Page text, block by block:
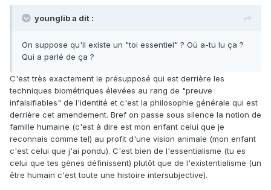
younglib a dit :
On suppose qu'il existe un "toi essentiel" ? Où a-tu lu ça ?
Qui a parlé de ça ?
C'est très exactement le présupposé qui est derrière les
techniques biométriques élevées au rang de "preuve
infalsifiables" de l'identité et c'est la philosophie générale qui est
derrière cet amendement. Bref on passe sous silence la notion de
famille humaine (c'est à dire est mon enfant celui que je
reconnais comme tel) au profit d'une vision animale (mon enfant
c'est celui que j'ai pondu). C'est bien de l'essentialisme (tu es
celui que tes gènes définissent) plutôt que de l'existentialisme (un
être humain c'est toute une histoire intersubjective).